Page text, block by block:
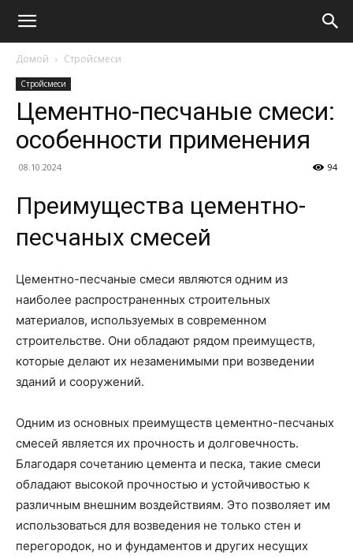
Домой Стройсмеси
Стройсмеси
Цементно-песчаные смеси:
особенности применения
08.10.2024 94
Преимущества цементно-
песчаных смесей
Цементно-песчаные смеси являются одним из
наиболее распространенных строительных
материалов, используемых в современном
строительстве. Они обладают рядом преимуществ,
которые делают их незаменимыми при возведении
зданий и сооружений.
Одним из основных преимуществ цементно-песчаных
смесей является их прочность и долговечность.
Благодаря сочетанию цемента и песка, такие смеси
обладают высокой прочностью и устойчивостью к
различным внешним воздействиям. Это позволяет им
использоваться для возведения не только стен и
перегородок, но и фундаментов и других несущих